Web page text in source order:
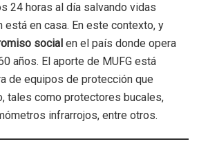
24 horas al día salvando vidas
está en casa. En este contexto, y
social en el país donde opera
años. El aporte de MUFG está
de equipos de protección que
tales como protectores bucales,
infrarrojos, entre otros.